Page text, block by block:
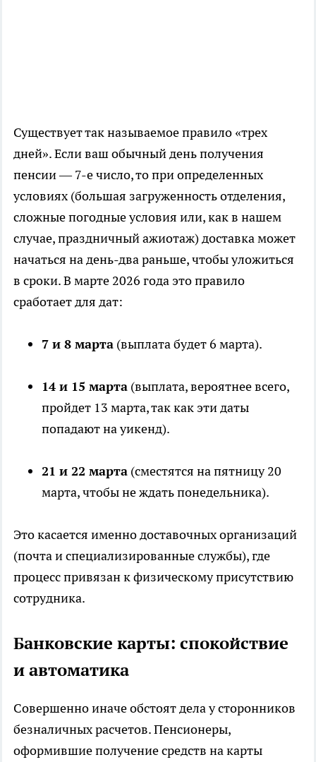
Существует так называемое правило «трех
дней». Если ваш обычный день получения
пенсии — 7-е число, то при определенных
условиях (большая загруженность отделения,
сложные погодные условия или, как в нашем
случае, праздничный ажиотаж) доставка может
начаться на день-два раньше, чтобы уложиться
в сроки. В марте 2026 года это правило
сработает для дат:
7 и 8 марта (выплата будет 6 марта).
14 и 15 марта (выплата, вероятнее всего,
пройдет 13 марта, так как эти даты
попадают на уикенд).
21 и 22 марта (сместятся на пятницу 20
марта, чтобы не ждать понедельника).
Это касается именно доставочных организаций
(почта и специализированные службы), где
процесс привязан к физическому присутствию
сотрудника.
Банковские карты: спокойствие
и автоматика
Совершенно иначе обстоят дела у сторонников
безналичных расчетов. Пенсионеры,
оформившие получение средств на карты